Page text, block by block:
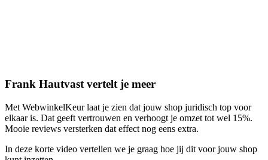
Frank Hautvast vertelt je meer
Met WebwinkelKeur laat je zien dat jouw shop juridisch top voor
elkaar is. Dat geeft vertrouwen en verhoogt je omzet tot wel 15%.
Mooie reviews versterken dat effect nog eens extra.
In deze korte video vertellen we je graag hoe jij dit voor jouw shop